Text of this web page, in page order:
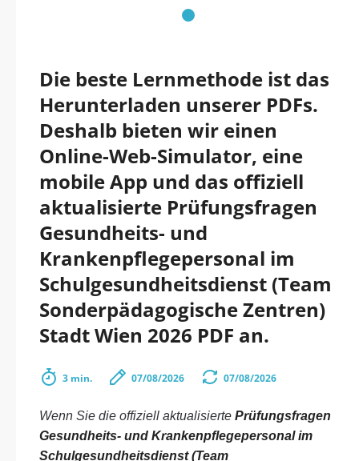
Die beste Lernmethode ist das
Herunterladen unserer PDFs.
Deshalb bieten wir einen
Online-Web-Simulator, eine
mobile App und das offiziell
aktualisierte Prüfungsfragen
Gesundheits- und
Krankenpflegepersonal im
Schulgesundheitsdienst (Team
Sonderpädagogische Zentren)
Stadt Wien 2026 PDF an.
3 min. 07/08/2026 07/08/2026
Wenn Sie die offiziell aktualisierte Prüfungsfragen
Gesundheits- und Krankenpflegepersonal im
Schulgesundheitsdienst (Team